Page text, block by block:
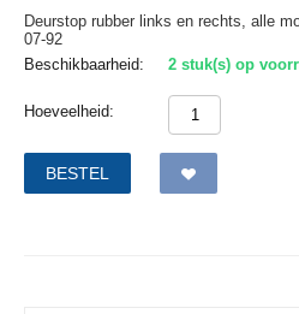
Deurstop rubber links en rechts, alle
07-92
Beschikbaarheid:
2 stuk(s) op
Hoeveelheid:
BESTEL